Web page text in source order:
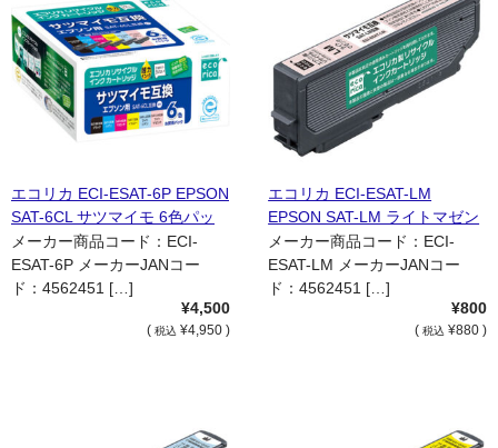
エコリカ ECI-ESAT-6P EPSON
SAT-6CL サツマイモ 6色パッ
ク インクカートリッジ 国内リ
サイクル品
メーカー商品コード：ECI-
ESAT-6P メーカーJANコー
ド：4562451 […]
¥4,500
( 税込 ¥4,950 )
エコリカ ECI-ESAT-LM
EPSON SAT-LM ライトマゼン
タ インクカートリッジ 国内リ
サイクル品
メーカー商品コード：ECI-
ESAT-LM メーカーJANコー
ド：4562451 […]
¥800
( 税込 ¥880 )